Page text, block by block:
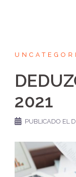
2021
PUBLICADO EL